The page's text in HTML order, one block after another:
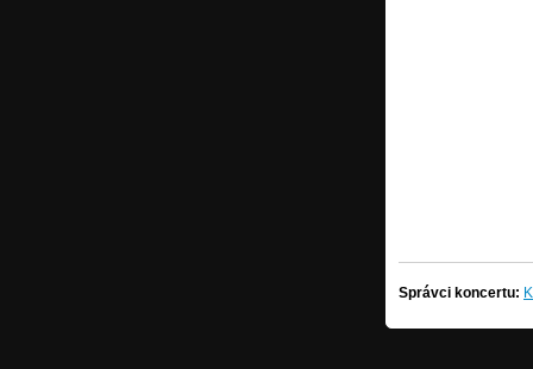
Správci koncertu: